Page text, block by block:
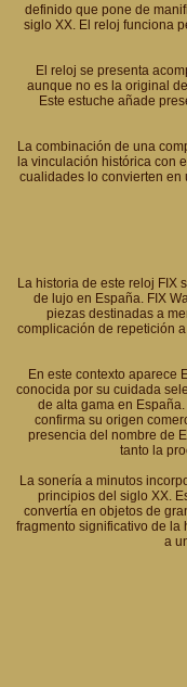
definido que pone de
siglo XX. El reloj funciona
El reloj se presenta
aunque no es la original
Este estuche añade
La combinación de una
la vinculación histórica con
cualidades lo convierten en
La historia de este reloj FIX
de lujo en España. FIX
piezas destinadas a
complicación de repetición
En este contexto aparece
conocida por su cuidada
de alta gama en
confirma su origen
presencia del nombre de
tanto la
La sonería a minutos
principios del siglo XX.
convertía en objetos de
fragmento significativo de
a